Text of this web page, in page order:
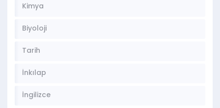
Kimya
Biyoloji
Tarih
İnkılap
İngilizce